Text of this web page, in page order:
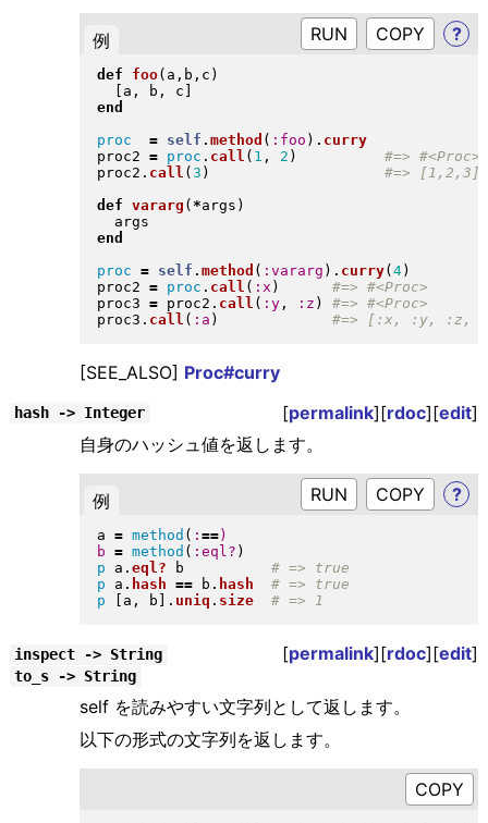
例 RUN ?
def foo( a,b,c )
[ a, b, c ]
end
proc
= self . method ( :foo ) . curry
proc2 = proc . call ( 1 , 2 )
proc2 . call (3 )
def vararg ( *args )
end
proc = self . method ( :vararg ) . curry(4)
proc2 = proc . call ( :x )
proc3 = proc2 . call ( :y, :z )
proc3 . call ( :a )
[SEE_ALSO] Proc#curry
hash -> Integer [permalink][rdoc][edit]
自身のハッシュ値を返します。
例 RUN ?
a = method ( : ==)
b = method ( :eql? )
p a . eql? b
p a . hash == b . hash
p
[ a, b ] . uniq . size
inspect -> String [permalink][rdoc][edit]
to_s -> String
self を読みやすい文字列として返します。
以下の形式の文字列を返します。